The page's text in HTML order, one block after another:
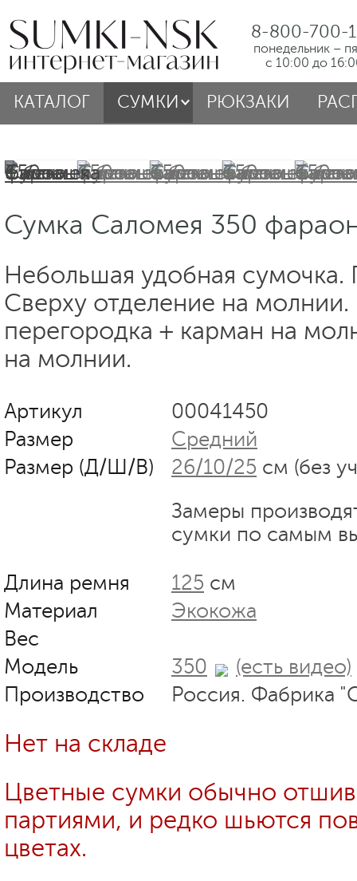
8-800-700-
понедельник –
с 10:00 до
КАТАЛОГ СУМКИ РЮКЗАКИ
Сумка Саломея 350
Небольшая удобная
Сверху отделение на
перегородка + карман на
на молнии.
Артикул
00041450
Размер
Средний
Размер (Д/Ш/В)
26/10/25 см (без
Замеры
сумки по самым
Длина ремня 125 см
Материал
Экокожа
Вес
Модель
350
(есть видео)
Производство
Россия. Фабрика
Нет на складе
Цветные сумки обычно
партиями, и редко шьются
цветах.